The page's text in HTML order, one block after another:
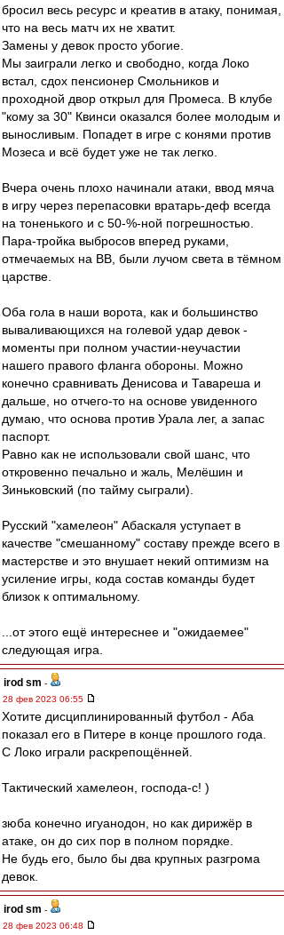
бросил весь ресурс и креатив в атаку, понимая,
что на весь матч их не хватит.
Замены у девок просто убогие.
Мы заиграли легко и свободно, когда Локо
встал, сдох пенсионер Смольников и
проходной двор открыл для Промеса. В клубе
"кому за 30" Квинси оказался более молодым и
выносливым. Попадет в игре с конями против
Мозеса и всё будет уже не так легко.
Вчера очень плохо начинали атаки, ввод мяча
в игру через перепасовки вратарь-деф всегда
на тоненького и с 50-%-ной погрешностью.
Пара-тройка выбросов вперед руками,
отмечаемых на ВВ, были лучом света в тёмном
царстве.
Оба гола в наши ворота, как и большинство
вываливающихся на голевой удар девок -
моменты при полном участии-неучастии
нашего правого фланга обороны. Можно
конечно сравнивать Денисова и Тавареша и
дальше, но отчего-то на основе увиденного
думаю, что основа против Урала лег, а запас
паспорт.
Равно как не использовали свой шанс, что
откровенно печально и жаль, Мелёшин и
Зиньковский (по тайму сыграли).
Русский "хамелеон" Абаскаля уступает в
качестве "смешанному" составу прежде всего в
мастерстве и это внушает некий оптимизм на
усиление игры, кода состав команды будет
близок к оптимальному.
...от этого ещё интереснее и "ожидаемее"
следующая игра.
irod sm -
28 фев 2023 06:55
Хотите дисциплинированный футбол - Аба
показал его в Питере в конце прошлого года.
С Локо играли раскрепощённей.
Тактический хамелеон, господа-с! )
зюба конечно игуанодон, но как дирижёр в
атаке, он до сих пор в полном порядке.
Не будь его, было бы два крупных разгрома
девок.
irod sm -
28 фев 2023 06:48